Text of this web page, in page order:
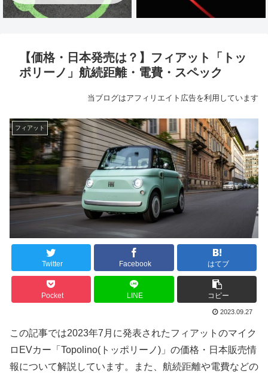
【価格・日本発売は？】フィアット「トッ
ポリーノ」航続距離・電費・スペック
当ブログはアフィリエイト広告を利用しています
フィアット
Twitter Facebook はてブ
Pocket LINE コピー
2023.09.27
この記事では2023年7月に発表されたフィアットのマイク
ロEVカー「Topolino(トッポリーノ)」の価格・日本販売情
報について解説しています。また、航続距離や電費などの